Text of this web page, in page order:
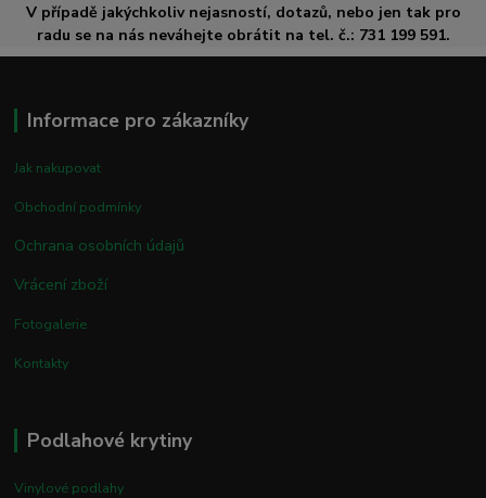
V případě jakýchkoliv nejasností, dotazů, nebo jen tak pro
radu se na nás neváhejte obrátit na tel. č.: 731 199 591.
Informace pro zákazníky
Jak nakupovat
Obchodní podmínky
Ochrana osobních údajů
Vrácení zboží
Fotogalerie
Kontakty
Podlahové krytiny
Vinylové podlahy